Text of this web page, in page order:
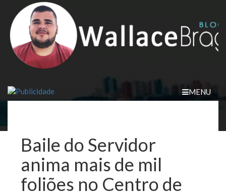
content
MENU
Baile do Servidor
anima mais de mil
foliões no Centro de